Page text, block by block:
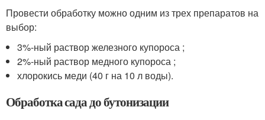
Провести обработку можно одним из трех препаратов на
выбор:
3%-ный раствор железного купороса ;
2%-ный раствор медного купороса ;
хлорокись меди (40 г на 10 л воды).
Обработка сада до бутонизации